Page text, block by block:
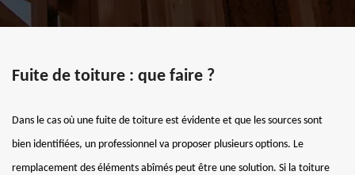
Fuite de toiture : que faire ?
Dans le cas où une fuite de toiture est évidente et que les sources sont
bien identifiées, un professionnel va proposer plusieurs options. Le
remplacement des éléments abîmés peut être une solution. Si la toiture